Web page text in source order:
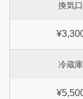
換気口
冷蔵庫